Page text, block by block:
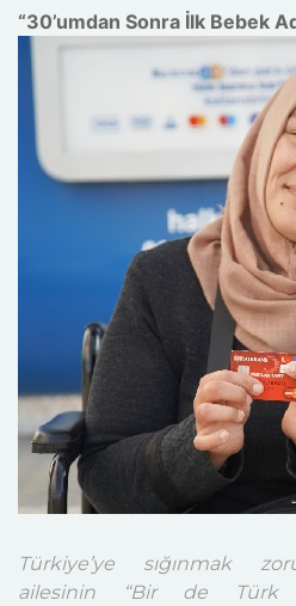
“30’umdan Sonra İlk Bebek
Türkiye’ye sığınmak
ailesinin “Bir de Türk